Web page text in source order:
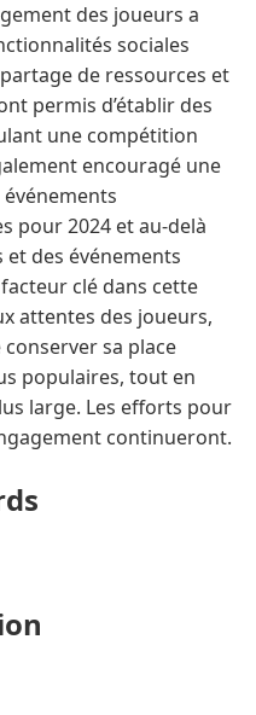
des joueurs a
sociales
de ressources et
permis d’établir des
une compétition
encouragé une
pour 2024 et au-delà
et des événements
clé dans cette
attentes des joueurs,
sa place
populaires, tout en
large. Les efforts pour
continueront.